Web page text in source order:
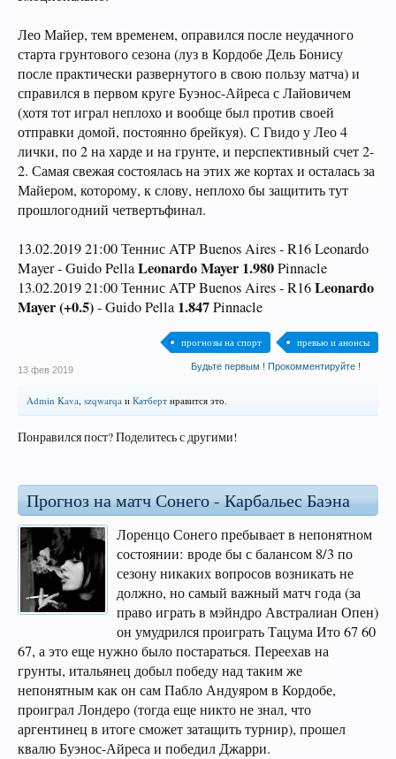
Лео Майер, тем временем, оправился после неудачного
старта грунтового сезона (луз в Кордобе Дель Бонису
после практически развернутого в свою пользу матча) и
справился в первом круге Буэнос-Айреса с Лайовичем
(хотя тот играл неплохо и вообще был против своей
отправки домой, постоянно брейкуя). С Гвидо у Лео 4
лички, по 2 на харде и на грунте, и перспективный счет 2-
2. Самая свежая состоялась на этих же кортах и осталась за
Майером, которому, к слову, неплохо бы защитить тут
прошлогодний четвертьфинал.
13.02.2019 21:00 Теннис ATP Buenos Aires - R16 Leonardo
Mayer - Guido PellaLeonardo Mayer 1.980Pinnacle
13.02.2019 21:00 Теннис ATP Buenos Aires - R16Leonardo
Mayer (+0.5)- Guido Pella 1.847Pinnacle
прогнозы на спорт превью и анонсы
Будьте первым ! Прокомментируйте !
13 фев 2019
Admin Kava, szqwarqa и Катберт нравится это.
Понравился пост? Поделитесь с другими!
Прогноз на матч Сонего - Карбальес Баэна
Лоренцо Сонего пребывает в непонятном
состоянии: вроде бы с балансом 8/3 по
сезону никаких вопросов возникать не
должно, но самый важный матч года (за
право играть в мэйндро Австралиан Опен)
он умудрился проиграть Тацума Ито 67 60
67, а это еще нужно было постараться. Переехав на
грунты, итальянец добыл победу над таким же
непонятным как он сам Пабло Андуяром в Кордобе,
проиграл Лондеро (тогда еще никто не знал, что
аргентинец в итоге сможет затащить турнир), прошел
квалю Буэнос-Айреса и победил Джарри.